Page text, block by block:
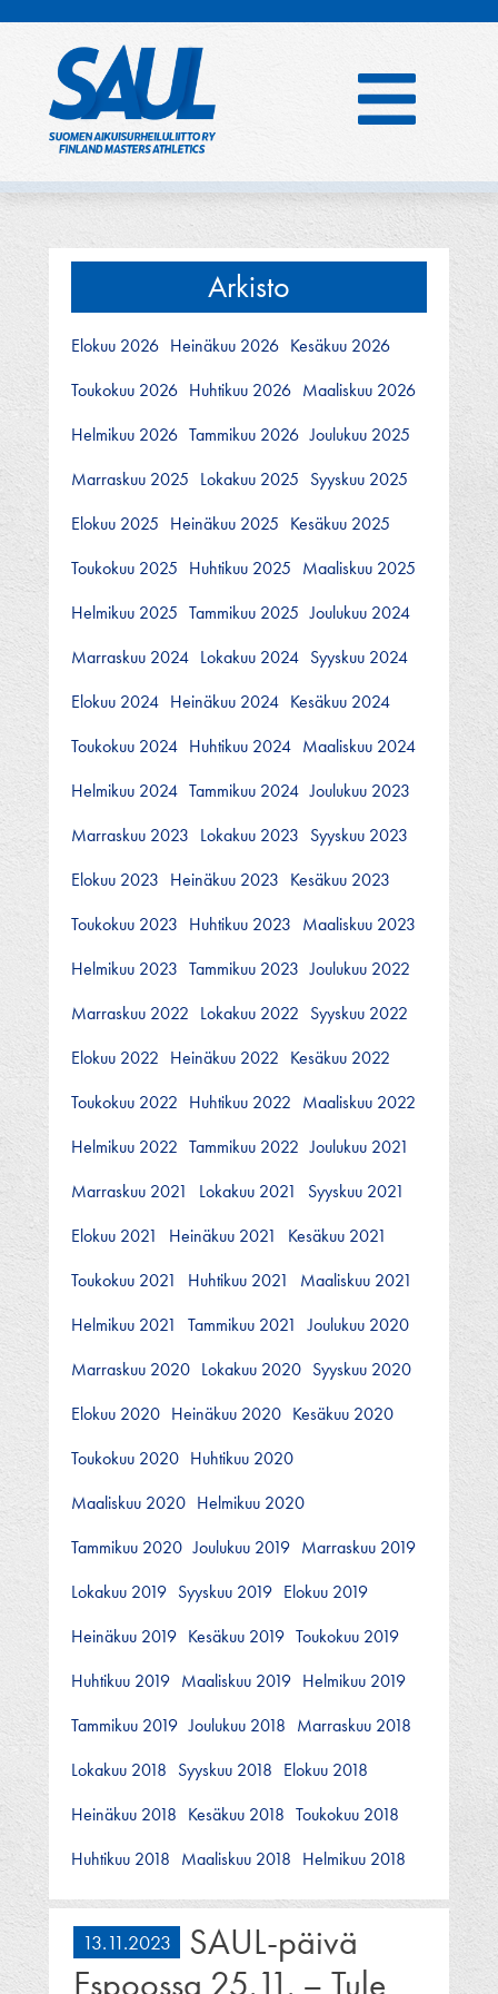
Arkisto
Elokuu 2026 Heinäkuu 2026 Kesäkuu 2026
Toukokuu 2026 Huhtikuu 2026 Maaliskuu 2026
Helmikuu 2026 Tammikuu 2026 Joulukuu 2025
Marraskuu 2025 Lokakuu 2025 Syyskuu 2025
Elokuu 2025 Heinäkuu 2025 Kesäkuu 2025
Toukokuu 2025 Huhtikuu 2025 Maaliskuu 2025
Helmikuu 2025 Tammikuu 2025 Joulukuu 2024
Marraskuu 2024 Lokakuu 2024 Syyskuu 2024
Elokuu 2024 Heinäkuu 2024 Kesäkuu 2024
Toukokuu 2024 Huhtikuu 2024 Maaliskuu 2024
Helmikuu 2024 Tammikuu 2024 Joulukuu 2023
Marraskuu 2023 Lokakuu 2023 Syyskuu 2023
Elokuu 2023 Heinäkuu 2023 Kesäkuu 2023
Toukokuu 2023 Huhtikuu 2023 Maaliskuu 2023
Helmikuu 2023 Tammikuu 2023 Joulukuu 2022
Marraskuu 2022 Lokakuu 2022 Syyskuu 2022
Elokuu 2022 Heinäkuu 2022 Kesäkuu 2022
Toukokuu 2022 Huhtikuu 2022 Maaliskuu 2022
Helmikuu 2022 Tammikuu 2022 Joulukuu 2021
Marraskuu 2021
Lokakuu 2021
Syyskuu 2021
Elokuu 2021
Heinäkuu 2021
Kesäkuu 2021
Toukokuu 2021
Huhtikuu 2021
Maaliskuu 2021
Helmikuu 2021
Tammikuu 2021
Joulukuu 2020
Marraskuu 2020 Lokakuu 2020 Syyskuu 2020
Elokuu 2020 Heinäkuu 2020 Kesäkuu 2020
Toukokuu 2020 Huhtikuu 2020
Maaliskuu 2020 Helmikuu 2020
Tammikuu 2020 Joulukuu 2019 Marraskuu 2019
Lokakuu 2019 Syyskuu 2019 Elokuu 2019
Heinäkuu 2019 Kesäkuu 2019 Toukokuu 2019
Huhtikuu 2019 Maaliskuu 2019 Helmikuu 2019
Tammikuu 2019 Joulukuu 2018 Marraskuu 2018
Lokakuu 2018 Syyskuu 2018 Elokuu 2018
Heinäkuu 2018 Kesäkuu 2018 Toukokuu 2018
Huhtikuu 2018 Maaliskuu 2018 Helmikuu 2018
13.11.2023
SAUL-päivä
Espoossa 25.11. – Tule